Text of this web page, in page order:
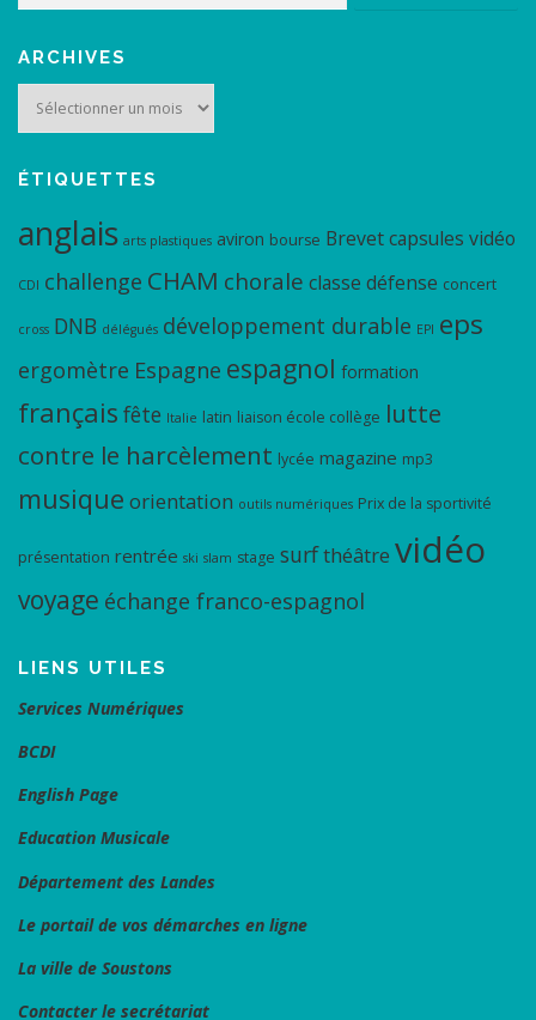
ARCHIVES
Archives
ÉTIQUETTES
anglais arts plastiques aviron bourse Brevetcapsules vidéo
CDI challenge CHAM chorale classe défense concert
cross DNB délégués développement durable EPI eps
ergomètre Espagne espagnol formation
français fête Italie latin liaison école collège lutte
contre le harcèlement lycée magazine mp3
musique orientation outils numériques Prix de la sportivité
présentation rentrée ski slam stage surfthéâtre vidéo
voyage échange franco-espagnol
LIENS UTILES
Services Numériques
BCDI
English Page
Education Musicale
Département des Landes
Le portail de vos démarches en ligne
La ville de Soustons
Contacter le secrétariat